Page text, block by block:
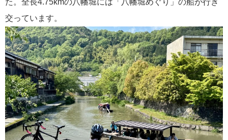
た。全長4.75kmの八幡堀には「八幡堀めぐり」の船が行き
交っています。